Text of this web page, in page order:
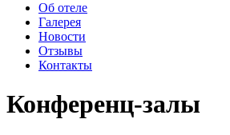
Об отеле
Галерея
Новости
Отзывы
Контакты
Конференц-залы